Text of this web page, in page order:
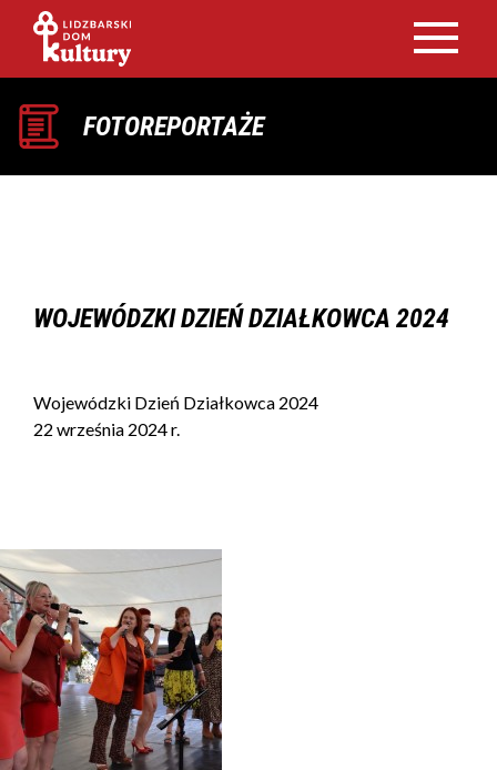
FOTOREPORTAŻE
WOJEWÓDZKI DZIEŃ DZIAŁKOWCA 2024
Wojewódzki Dzień Działkowca 2024
22 września 2024 r.